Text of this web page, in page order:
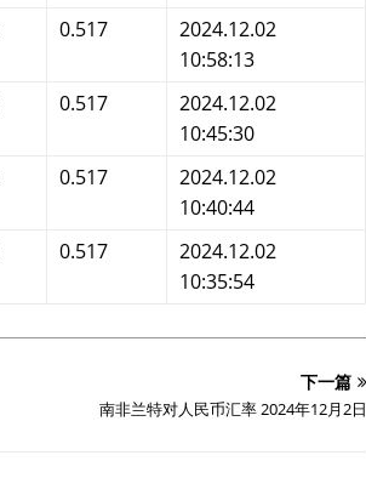
0.517
2024.12.02
10:58:13
0.517
2024.12.02
10:45:30
0.517
2024.12.02
10:40:44
0.517
2024.12.02
10:35:54
下一篇
南非兰特对人民币汇率 2024年12月2日